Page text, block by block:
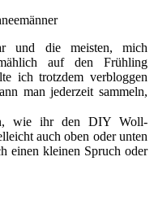
und die meisten, mich
auf den Frühling
ich trotzdem verbloggen
man jederzeit sammeln,
wie ihr den DIY Woll-
auch oben oder unten
einen kleinen Spruch oder